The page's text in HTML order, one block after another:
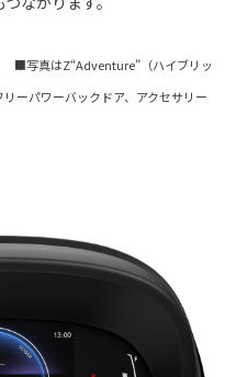
■写真はZ“Adventure”（ハイブリッ
ーパワーバックドア、アクセサリー